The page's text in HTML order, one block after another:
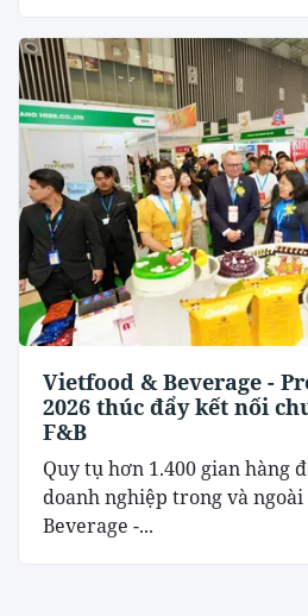
Vietfood & Beverage -
2026 thúc đẩy kết nối
F&B
Quy tụ hơn 1.400 gian hàng
doanh nghiệp trong và
Beverage -...